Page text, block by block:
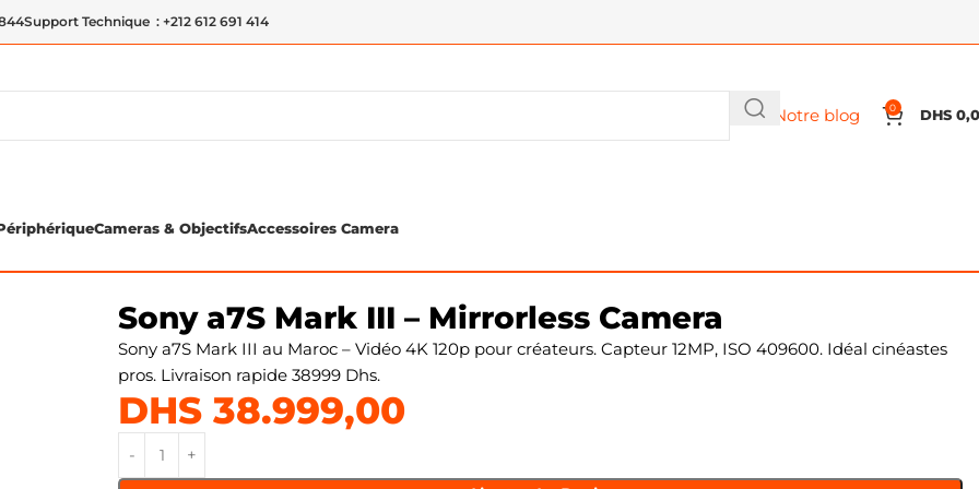
Support Technique : +212 612 691 414
Notre blog 0 DHS
Cameras & ObjectifsAccessoires Camera
Sony a7S Mark III – Mirrorless Camera
Sony a7S Mark III au Maroc – Vidéo 4K 120p pour créateurs. Capteur 12MP, ISO 409600. Idéal cinéastes
pros. Livraison rapide 38999 Dhs.
DHS 38.999,00